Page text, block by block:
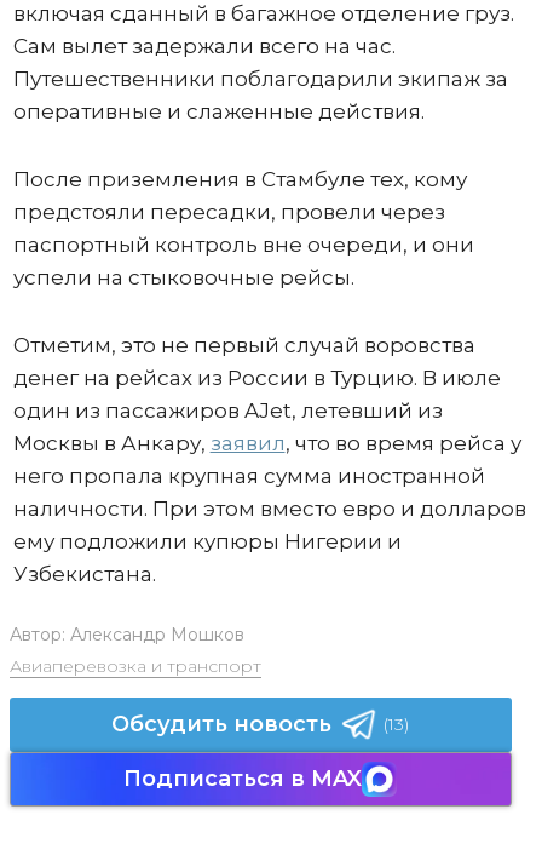
включая сданный в багажное отделение груз.
Сам вылет задержали всего на час.
Путешественники поблагодарили экипаж за
оперативные и слаженные действия.
После приземления в Стамбуле тех, кому
предстояли пересадки, провели через
паспортный контроль вне очереди, и они
успели на стыковочные рейсы.
Отметим, это не первый случай воровства
денег на рейсах из России в Турцию. В июле
один из пассажиров AJet, летевший из
Москвы в Анкару, заявил, что во время рейса у
него пропала крупная сумма иностранной
наличности. При этом вместо евро и долларов
ему подложили купюры Нигерии и
Узбекистана.
Автор: Александр Мошков
Авиаперевозка и транспорт
Обсудить новость (13)
Подписаться в MAX